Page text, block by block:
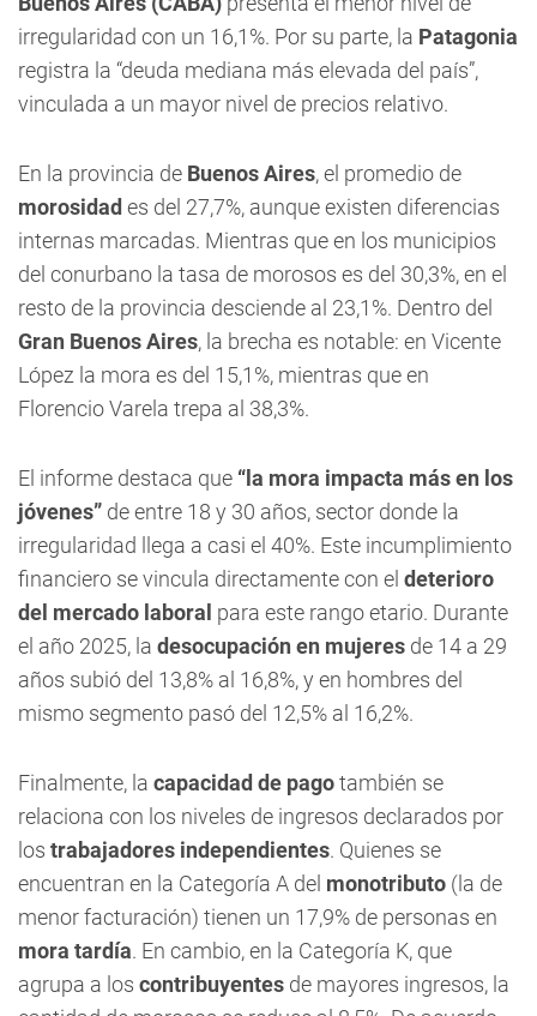
irregularidad con un 16,1%. Por su parte, la Patagonia
registra la “deuda mediana más elevada del país”,
vinculada a un mayor nivel de precios relativo.
En la provincia de Buenos Aires, el promedio de
morosidad es del 27,7%, aunque existen diferencias
internas marcadas. Mientras que en los municipios
del conurbano la tasa de morosos es del 30,3%, en el
resto de la provincia desciende al 23,1%. Dentro del
Gran Buenos Aires, la brecha es notable: en Vicente
López la mora es del 15,1%, mientras que en
Florencio Varela trepa al 38,3%.
El informe destaca que “la mora impacta más en los
jóvenes” de entre 18 y 30 años, sector donde la
irregularidad llega a casi el 40%. Este incumplimiento
financiero se vincula directamente con el deterioro
del mercado laboral para este rango etario. Durante
el año 2025, la desocupación en mujeres de 14 a 29
años subió del 13,8% al 16,8%, y en hombres del
mismo segmento pasó del 12,5% al 16,2%.
Finalmente, la capacidad de pagotambién se
relaciona con los niveles de ingresos declarados por
los trabajadores independientes. Quienes se
encuentran en la Categoría A del monotributo (la de
menor facturación) tienen un 17,9% de personas en
mora tardía. En cambio, en la Categoría K, que
agrupa a los contribuyentes de mayores ingresos, la